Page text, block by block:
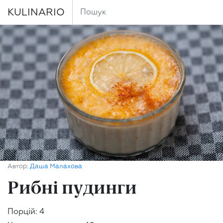
KULINARIO
Автор: Даша Малахова
Рибні пудинги
Порцій: 4